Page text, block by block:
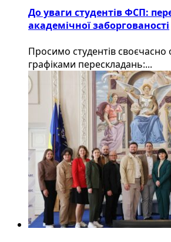
До уваги студентів ФСП:
академічної заборгованості
Просимо студентів
графіками перескладань:...